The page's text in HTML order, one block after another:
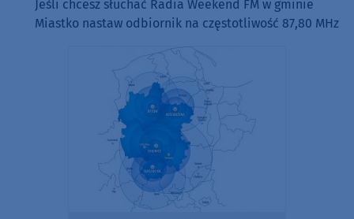
Jeśli chcesz słuchać Radia Weekend FM w gminie
Miastko nastaw odbiornik na częstotliwość 87,80 MHz